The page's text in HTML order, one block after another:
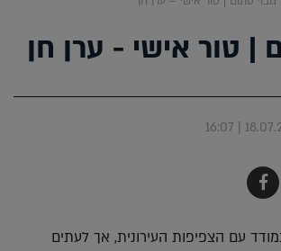
| טור אישי - ערן חן
שתף
ב-
עם הצפיפות העירונית, אך לעתים